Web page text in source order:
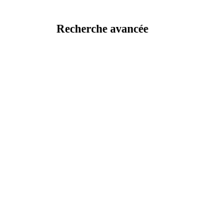
Recherche avancée